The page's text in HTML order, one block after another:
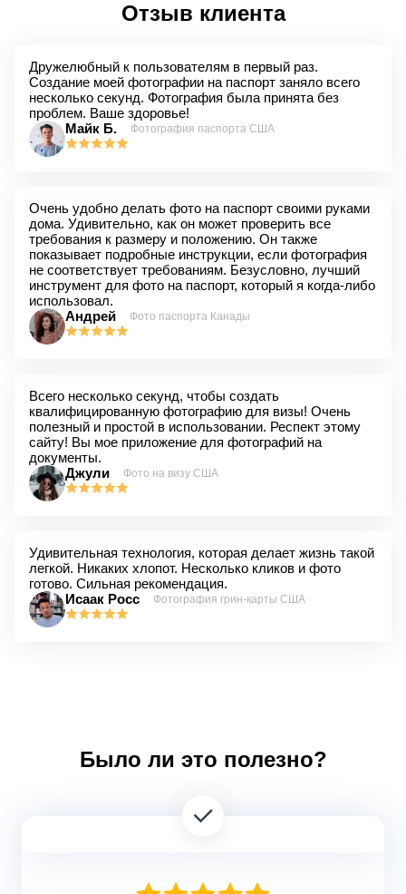
Отзыв клиента
Дружелюбный к пользователям в первый раз.
Создание моей фотографии на паспорт заняло всего
несколько секунд. Фотография была принята без
проблем. Ваше здоровье!
Майк Б.
Фотография паспорта США
Очень удобно делать фото на паспорт своими руками
дома. Удивительно, как он может проверить все
требования к размеру и положению. Он также
показывает подробные инструкции, если фотография
не соответствует требованиям. Безусловно, лучший
инструмент для фото на паспорт, который я когда-либо
использовал.
Андрей
Фото паспорта Канады
Всего несколько секунд, чтобы создать
квалифицированную фотографию для визы! Очень
полезный и простой в использовании. Респект этому
сайту! Вы мое приложение для фотографий на
документы.
Джули
Фото на визу США
Удивительная технология, которая делает жизнь такой
легкой. Никаких хлопот. Несколько кликов и фото
готово. Сильная рекомендация.
Исаак Росс
Фотография грин-карты США
Было ли это полезно?